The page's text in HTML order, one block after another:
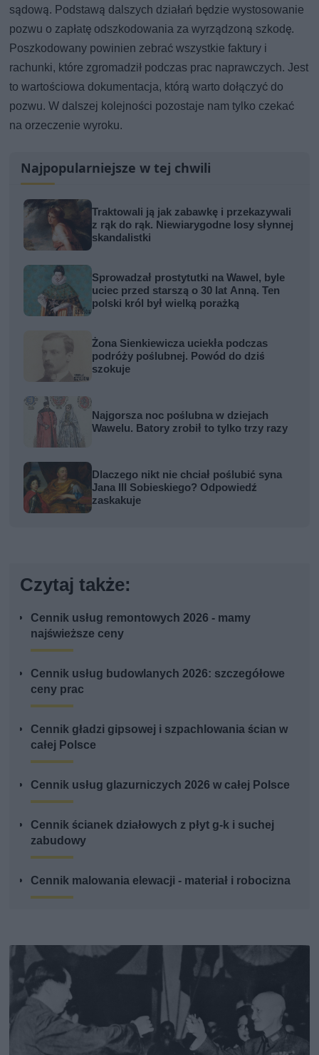
sądową. Podstawą dalszych działań będzie wystosowanie
pozwu o zapłatę odszkodowania za wyrządzoną szkodę.
Poszkodowany powinien zebrać wszystkie faktury i
rachunki, które zgromadził podczas prac naprawczych. Jest
to wartościowa dokumentacja, którą warto dołączyć do
pozwu. W dalszej kolejności pozostaje nam tylko czekać
na orzeczenie wyroku.
Najpopularniejsze w tej chwili
Traktowali ją jak zabawkę i przekazywali
z rąk do rąk. Niewiarygodne losy słynnej
skandalistki
Sprowadzał prostytutki na Wawel, byle
uciec przed starszą o 30 lat Anną. Ten
polski król był wielką porażką
Żona Sienkiewicza uciekła podczas
podróży poślubnej. Powód do dziś
szokuje
Najgorsza noc poślubna w dziejach
Wawelu. Batory zrobił to tylko trzy razy
Dlaczego nikt nie chciał poślubić syna
Jana III Sobieskiego? Odpowiedź
zaskakuje
Czytaj także:
Cennik usług remontowych 2026 - mamy
najświeższe ceny
Cennik usług budowlanych 2026: szczegółowe
ceny prac
Cennik gładzi gipsowej i szpachlowania ścian w
całej Polsce
Cennik usług glazurniczych 2026 w całej Polsce
Cennik ścianek działowych z płyt g-k i suchej
zabudowy
Cennik malowania elewacji - materiał i robocizna